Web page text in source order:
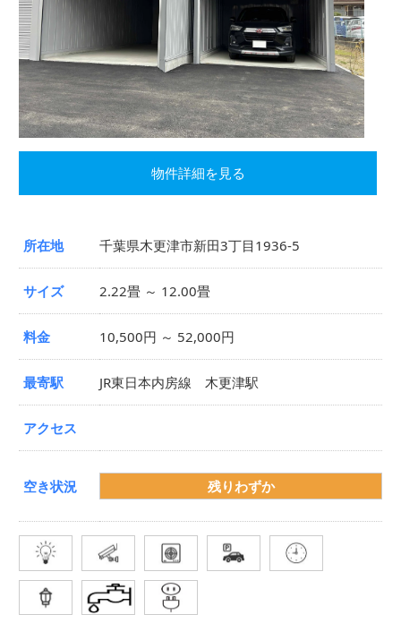
物件詳細を見る
所在地 千葉県木更津市新田3丁目1936-5
サイズ 2.22畳 ～ 12.00畳
料金 10,500円 ～ 52,000円
最寄駅 JR東日本内房線 木更津駅
アクセス
空き状況 残りわずか